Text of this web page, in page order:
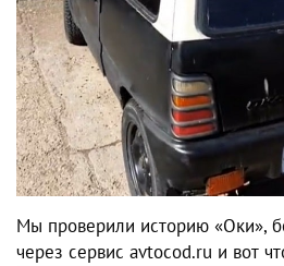
Мы проверили историю «Оки»,
через сервис avtocod.ru и вот